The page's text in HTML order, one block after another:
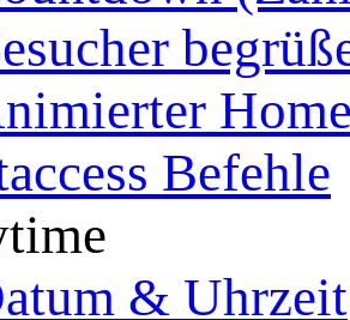
Befehle
& Uhrzeit